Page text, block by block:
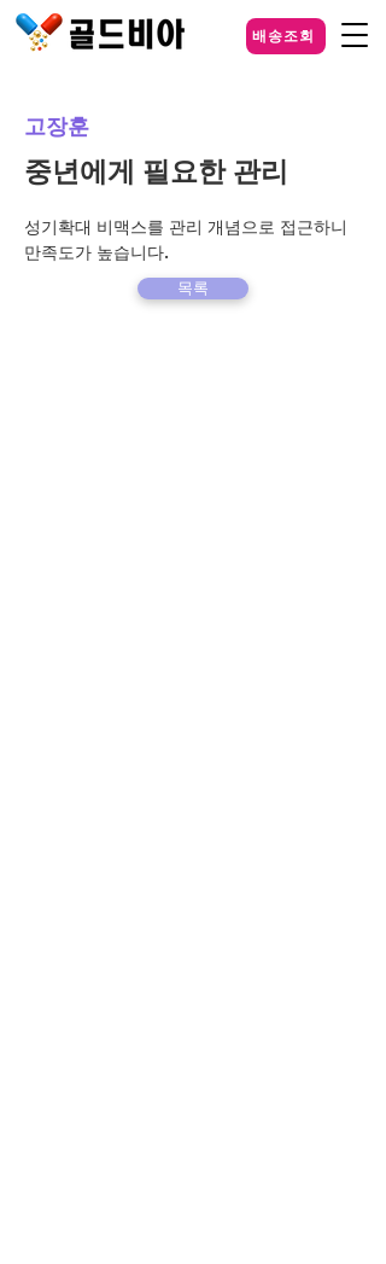
배송조회
고장훈
중년에게 필요한 관리
성기확대 비맥스를 관리 개념으로 접근하니
만족도가 높습니다.
목록